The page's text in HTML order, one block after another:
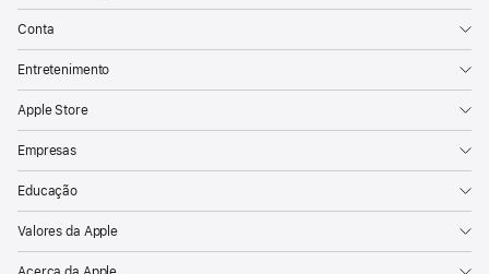
Conta
Entretenimento
Apple Store
Empresas
Educação
Valores da Apple